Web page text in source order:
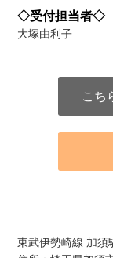
◇受付担当者◇
大塚由利子
こち
東武伊勢崎線 加須